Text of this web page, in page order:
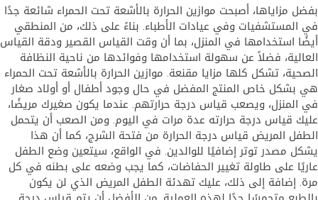
بفضل مزاياها، أصبحت موازين الحرارة بالأشعة تحت الحمراء شائعة جدًا
في المستشفيات وفي عيادات الأطباء. بناءً على ذلك، من المنطقي
أيضًا استخدامها في المنزل، بما أن وقت القياس القصير ودقة القياس
العالية، فضلاً عن سهولة استخدامها وفوائدها من ناحية النظافة
الصحية، تشكل كلها مزايا مقنعة. موازين الحرارة بالأشعة تحت الحمراء
هي بشكل خاص المنتج المفضل في حال وجود أطفال أو أولاد صغار
في المنزل، ويصعب قياس درجة حرارتهم. عندما يكون صغيرك مريضًا،
عليك قياس درجة حرارته عدة مرات في اليوم. ومن الصعب أن يتحمل
الطفل المريض قياس درجة الحرارة من فتحة الشرج، كما أن هذا
يشكل مصدر توتر إضافيًا للوالدين. في الواقع، سيتعين وضع الطفل
عاريًا على طاولة تغيير الحفاضات، كما يجب وضعه على بطنه في كل
مرة. إضافة إلى ذلك، عليك تهدئة الطفل المريض الذي لن يكون